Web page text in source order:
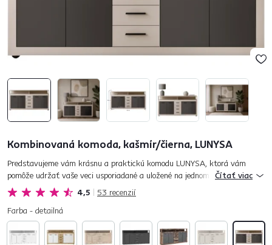
Kombinovaná komoda, kašmír/čierna, LUNYSA
4,5 53 recenzií
Predstavujeme vám krásnu a praktickú komodu LUNYSA, ktorá vám
pomôže udržať vaše veci usporiadané a uložené na jednom mieste. V
kombinácií farebného prevedenia kašmír a čierna, má štýlový a jednod...
Čítať viac
Farba - detailná